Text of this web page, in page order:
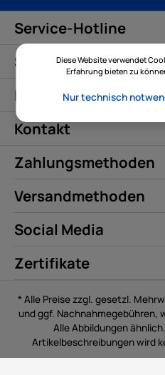
Service-Hotline
Service
Informationen
Kontakt
Zahlungsmethoden
Versandmethoden
Social Media
Zertifikate
* Alle Preise zzgl. gesetzl.
und ggf. Nachnahmegebühren,
Alle Abbildungen
Artikelbeschreibungen wird
Diese Website verwendet
Erfahrung bieten zu
Nur technisch